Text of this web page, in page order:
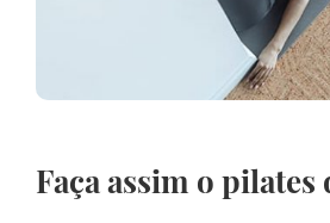
Faça assim o pilates